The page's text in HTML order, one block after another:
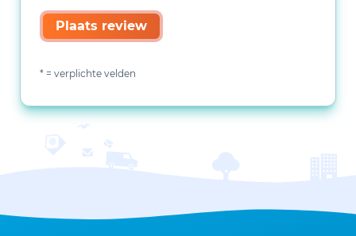
Plaats review
* = verplichte velden